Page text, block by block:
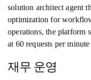
solution architect agent
optimization for
operations, the platform
at 60 requests per
재무 운영